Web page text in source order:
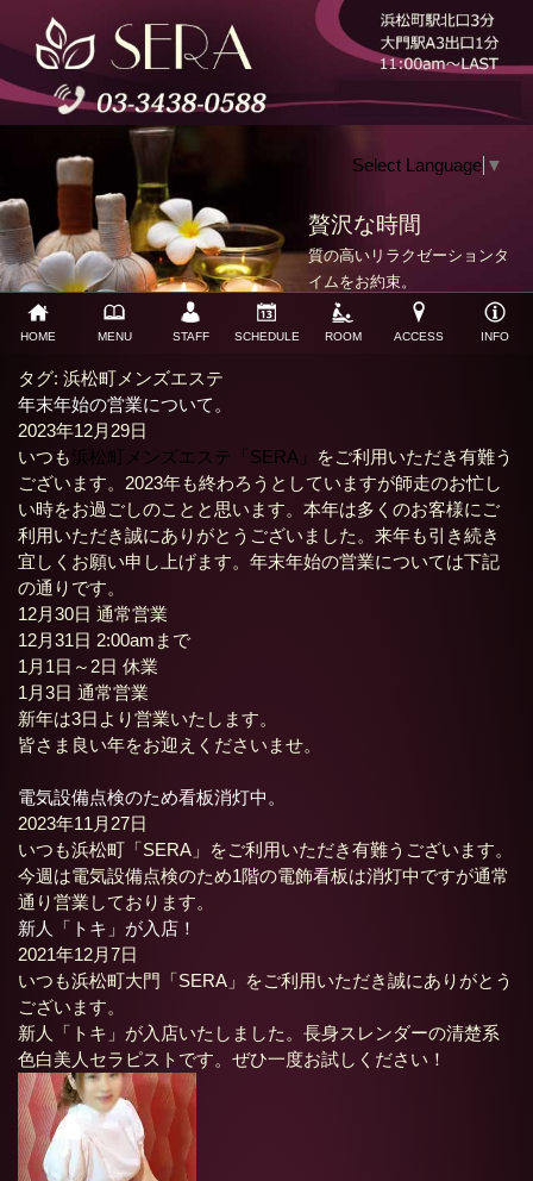
Select Language ▼
贅沢な時間
質の高いリラクゼーションタ
イムをお約束。
HOME MENU STAFF SCHEDULE ROOM ACCESS INFO
タグ: 浜松町メンズエステ
年末年始の営業について。
2023年12月29日
いつも浜松町メンズエステ「SERA」
をご利用いただき有難う
ございます。2023年も終わろうとしていますが師走のお忙し
い時をお過ごしのことと思います。本年は多くのお客様にご
利用いただき誠にありがとうございました。来年も引き続き
宜しくお願い申し上げます。年末年始の営業については下記
の通りです。
12月30日 通常営業
12月31日 2:00amまで
1月1日～2日 休業
1月3日 通常営業
新年は3日より営業いたします。
皆さま良い年をお迎えくださいませ。
電気設備点検のため看板消灯中。
2023年11月27日
いつも浜松町「SERA」をご利用いただき有難うございます。
今週は電気設備点検のため1階の電飾看板は消灯中ですが通常
通り営業しております。
新人「トキ」が入店！
2021年12月7日
いつも浜松町大門「SERA」をご利用いただき誠にありがとう
ございます。
新人「トキ」が入店いたしました。長身スレンダーの清楚系
色白美人セラピストです。ぜひ一度お試しください！